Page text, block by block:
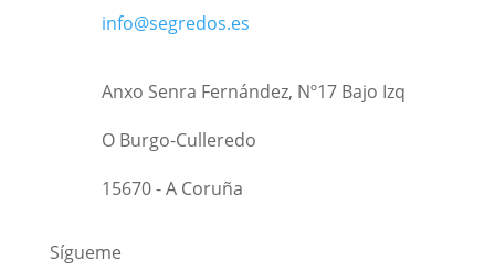
info@segredos.es
Anxo Senra Fernández, Nº17 Bajo Izq
O Burgo-Culleredo
15670 - A Coruña
Sígueme